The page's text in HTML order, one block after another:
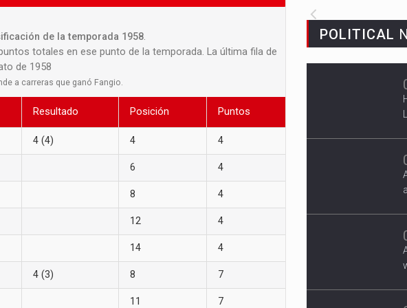
de la temporada 1958.
totales en ese punto de la temporada. La última fila de
de 1958
a carreras que ganó Fangio.
Resultado Posición Puntos
4 (4) 4 4
6 4
8 4
12 4
14 4
4 (3) 8 7
11 7
POLITICAL